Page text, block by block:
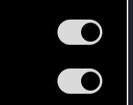
them in the
RED Point.
REDstreams,